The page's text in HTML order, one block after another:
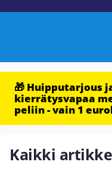
🎁 Huipputarjous
kierrätysvapaa
peliin - vain 1
Kaikki